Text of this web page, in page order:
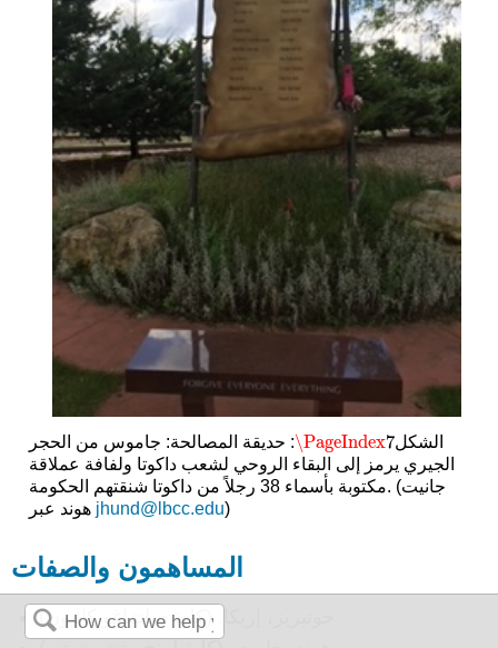
الشكل \PageIndex7
\PageIndex7
: حديقة المصالحة: جاموس من الحجر
الجيري يرمز إلى البقاء الروحي لشعب داكوتا ولفافة عملاقة
مكتوبة بأسماء 38 رجلاً من داكوتا شنقتهم الحكومة. (جانيت
هوند عبر jhund@lbcc.edu)
المساهمون والصفات
جوتيريز، إريكا. (كلية سانتياغو كانيون)